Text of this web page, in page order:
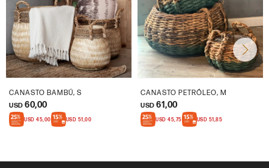
CANASTO BAMBÚ, S
USD 60,00
USD 45,00 USD 51,00
CANASTO PETRÓLEO, M
USD 61,00
USD 45,75 USD 51,85